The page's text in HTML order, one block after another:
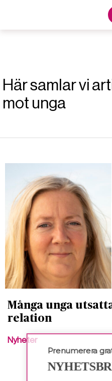
Här samlar vi
mot unga
Många unga
relation
Nyheter
Prenumerera